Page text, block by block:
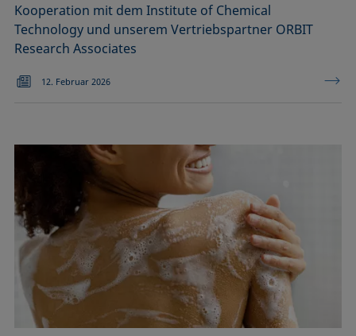
Kooperation mit dem Institute of Chemical
Technology und unserem Vertriebspartner ORBIT
Research Associates
12. Februar 2026